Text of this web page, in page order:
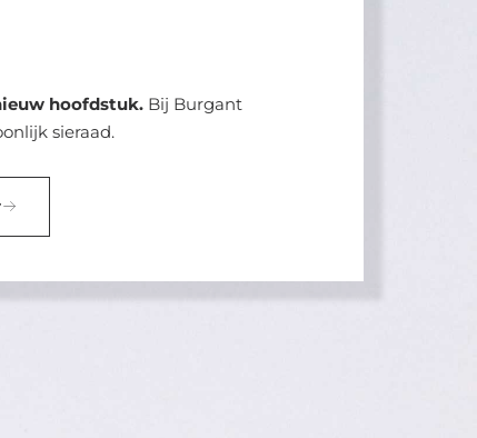
hoofdstuk. Bij Burgant
sieraad.